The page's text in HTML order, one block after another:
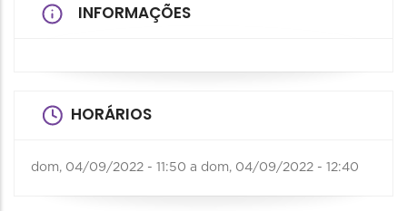
INFORMAÇÕES
HORÁRIOS
dom, 04/09/2022 - 11:50 a dom, 04/09/2022 - 12:40